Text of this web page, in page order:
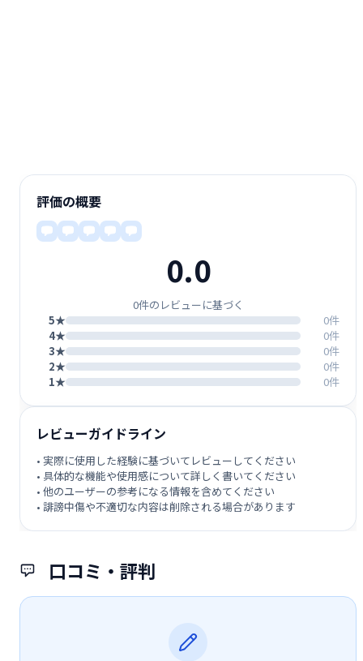
口コミ・評判
評価の概要
0.0
0件のレビューに基づく
5★
0件
4★
0件
3★
0件
2★
0件
1★
0件
レビューガイドライン
• 実際に使用した経験に基づいてレビューしてください
• 具体的な機能や使用感について詳しく書いてください
• 他のユーザーの参考になる情報を含めてください
• 誹謗中傷や不適切な内容は削除される場合があります